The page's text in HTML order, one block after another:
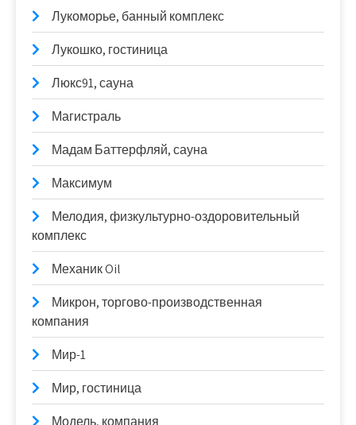
Лукоморье, банный комплекс
Лукошко, гостиница
Люкс91, сауна
Магистраль
Мадам Баттерфляй, сауна
Максимум
Мелодия, физкультурно-оздоровительный
комплекс
Механик Oil
Микрон, торгово-производственная
компания
Мир-1
Мир, гостиница
Модель, компания